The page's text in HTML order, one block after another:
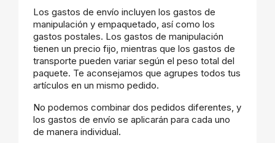
Los gastos de envío incluyen los gastos de
manipulación y empaquetado, así como los
gastos postales. Los gastos de manipulación
tienen un precio fijo, mientras que los gastos de
transporte pueden variar según el peso total del
paquete. Te aconsejamos que agrupes todos tus
artículos en un mismo pedido.
No podemos combinar dos pedidos diferentes, y
los gastos de envío se aplicarán para cada uno
de manera individual.